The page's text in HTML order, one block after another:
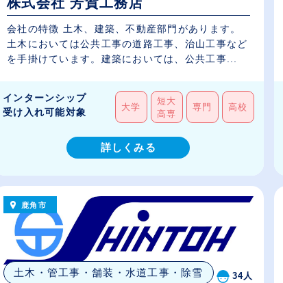
会社の特徴 土木、建築、不動産部門があります。
土木においては公共工事の道路工事、治山工事など
を手掛けています。建築においては、公共工事...
インターンシップ
受け入れ可能対象
大学
短大
高専
専門 高校
詳しくみる
鹿角市
土木・管工事・舗装・水道工事・除雪 34人